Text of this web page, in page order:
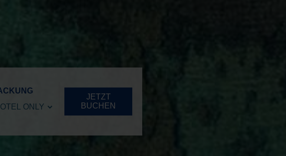
JETZT
BUCHEN